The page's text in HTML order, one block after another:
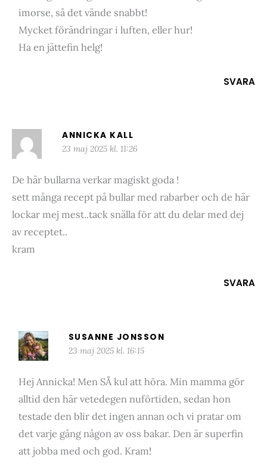
imorse, så det vände snabbt!
Mycket förändringar i luften, eller hur!
Ha en jättefin helg!
SVARA
ANNICKA KALL
23 maj 2025 kl. 11:26
De här bullarna verkar magiskt goda !
sett många recept på bullar med rabarber och de här
lockar mej mest..tack snälla för att du delar med dej
av receptet..
kram
SVARA
SUSANNE JONSSON
23 maj 2025 kl. 16:15
Hej Annicka! Men SÅ kul att höra. Min mamma gör
alltid den här vetedegen nuförtiden, sedan hon
testade den blir det ingen annan och vi pratar om
det varje gång någon av oss bakar. Den är superfin
att jobba med och god. Kram!